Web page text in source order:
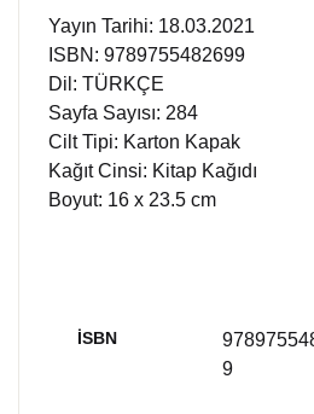
Yayın Tarihi: 18.03.2021
ISBN: 9789755482699
Dil: TÜRKÇE
Sayfa Sayısı: 284
Cilt Tipi: Karton Kapak
Kağıt Cinsi: Kitap Kağıdı
Boyut: 16 x 23.5 cm
İSBN
9